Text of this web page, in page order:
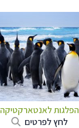
הפלגות לאנטארקטיקה
לחץ לפרטים